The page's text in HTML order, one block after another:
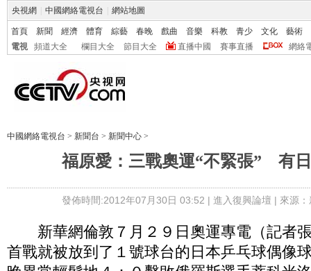
央視網 中國網絡電視台 網站地圖
首頁 新聞 經濟 體育 綜藝 春晚 戲曲 音樂 科教 青少 文化
藝術
電視
頻道大全 欄目大全 節目大全 直播中國 賽事直播 網絡
中國網絡電視台 > 新聞台 > 新聞中心 >
福原愛：三戰奧運“不緊張” 有
發佈時間:2012年07月30日 03:52 | 進入復興論壇 | 來源
新華網倫敦７月２９日奧運專電（記者
首戰就被放到了１號球台的日本乒乓球偶像